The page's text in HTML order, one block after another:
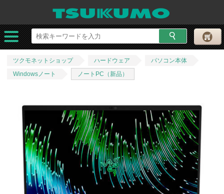
ツクモネットショップ ハードウェア
パソコン本体
Windowsノート
ノートPC（新品）